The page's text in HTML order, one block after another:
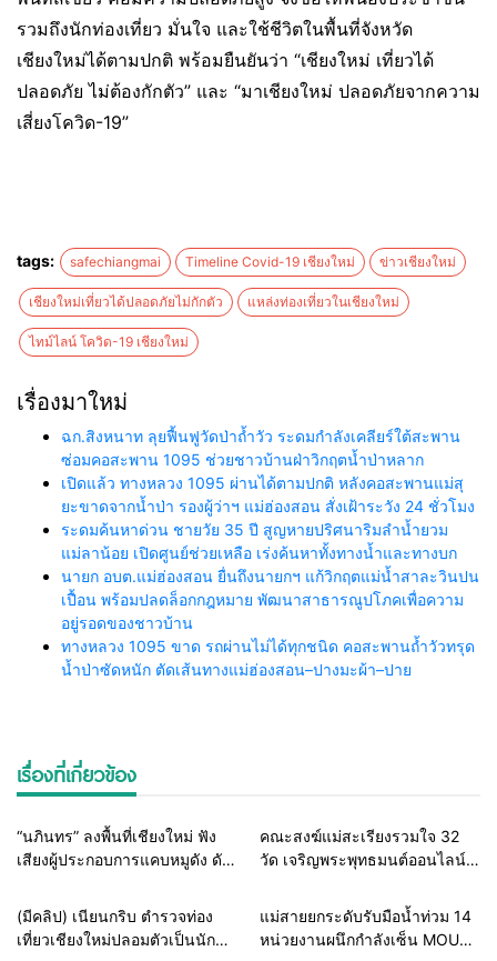
รวมถึงนักท่องเที่ยว มั่นใจ และใช้ชีวิตในพื้นที่จังหวัด
เชียงใหม่ได้ตามปกติ พร้อมยืนยันว่า “เชียงใหม่ เที่ยวได้
ปลอดภัย ไม่ต้องกักตัว” และ “มาเชียงใหม่ ปลอดภัยจากความ
เสี่ยงโควิด-19”
tags: safechiangmai Timeline Covid-19 เชียงใหม่ ข่าวเชียงใหม่
เชียงใหม่เที่ยวได้ปลอดภัยไม่กักตัว แหล่งท่องเที่ยวในเชียงใหม่
ไทม์ไลน์ โควิด-19 เชียงใหม่
เรื่องมาใหม่
ฉก.สิงหนาท ลุยฟื้นฟูวัดป่าถ้ำวัว ระดมกำลังเคลียร์ใต้สะพาน
ซ่อมคอสะพาน 1095 ช่วยชาวบ้านฝ่าวิกฤตน้ำป่าหลาก
เปิดแล้ว ทางหลวง 1095 ผ่านได้ตามปกติ หลังคอสะพานแม่สุ
ยะขาดจากน้ำป่า รองผู้ว่าฯ แม่ฮ่องสอน สั่งเฝ้าระวัง 24 ชั่วโมง
ระดมค้นหาด่วน ชายวัย 35 ปี สูญหายปริศนาริมลำน้ำยวม
แม่ลาน้อย เปิดศูนย์ช่วยเหลือ เร่งค้นหาทั้งทางน้ำและทางบก
นายก อบต.แม่ฮ่องสอน ยื่นถึงนายกฯ แก้วิกฤตแม่น้ำสาละวินปน
เปื้อน พร้อมปลดล็อกกฎหมาย พัฒนาสาธารณูปโภคเพื่อความ
อยู่รอดของชาวบ้าน
ทางหลวง 1095 ขาด รถผ่านไม่ได้ทุกชนิด คอสะพานถ้ำวัวทรุด
น้ำป่าซัดหนัก ตัดเส้นทางแม่ฮ่องสอน–ปางมะผ้า–ปาย
เรื่องที่เกี่ยวข้อง
Home ธุรกิจ-บันเทิง
“นภินทร” ลงพื้นที่เชียงใหม่ ฟัง
เสียงผู้ประกอบการแคบหมูดัง ดัน
ชาติ ยกระดับ SMEs
Home สายธรรมะ-พระเครื่อง
คณะสงฆ์แม่สะเรียงรวมใจ 32
วัด เจริญพระพุทธมนต์ออนไลน์
พลังแห่งศรัทธาถวายเป็นพระ
ราชกุศล
Home แวดวงตำรวจ
(มีคลิป) เนียนกริบ ตำรวจท่อง
เที่ยวเชียงใหม่ปลอมตัวเป็นนัก
Home รอบรั้วทั่วไทย
แม่สายยกระดับรับมือน้ำท่วม 14
หน่วยงานผนึกกำลังเซ็น MOU